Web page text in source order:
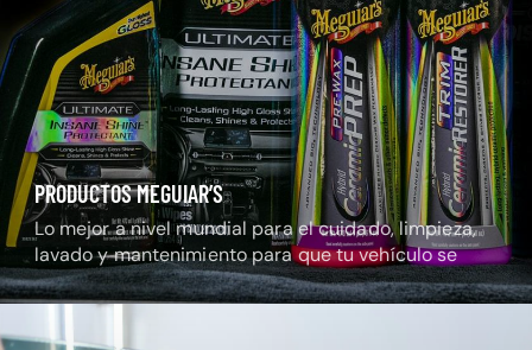
PRODUCTOS MEGUIAR’S
Lo mejor a nivel mundial para el cuidado, limpieza,
lavado y mantenimiento para que tu vehículo se
mantenga radiante.